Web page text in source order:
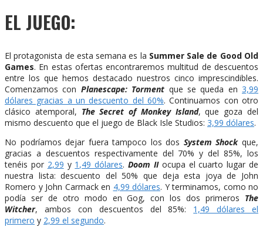
EL JUEGO:
El protagonista de esta semana es la Summer Sale de Good Old
Games. En estas ofertas encontraremos multitud de descuentos
entre los que hemos destacado nuestros cinco imprescindibles.
Comenzamos con Planescape: Torment que se queda en 3,99
dólares gracias a un descuento del 60%. Continuamos con otro
clásico atemporal, The Secret of Monkey Island, que goza del
mismo descuento que el juego de Black Isle Studios: 3,99 dólares.
No podríamos dejar fuera tampoco los dos System Shockque,
gracias a descuentos respectivamente del 70% y del 85%, los
tenéis por 2,99 y 1,49 dólares.Doom IIocupa el cuarto lugar de
nuestra lista: descuento del 50% que deja esta joya de John
Romero y John Carmack en 4,99 dólares. Y terminamos, como no
podía ser de otro modo en Gog, con los dos primeros The
Witcher, ambos con descuentos del 85%: 1,49 dólares el
primero y 2,99 el segundo.